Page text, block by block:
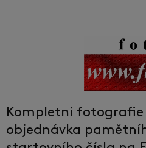
Kompletní fotografie
objednávka